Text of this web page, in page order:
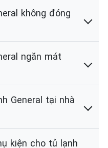
không đóng
ngăn mát
General tại nhà
kiện cho tủ lạnh